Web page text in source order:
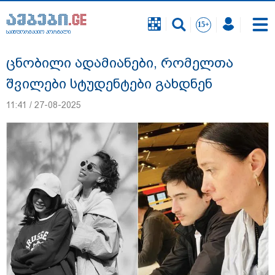
საინფორმაციო პორტალი
სასკოლო ფორმების ჩინეთიდან
საქართველოში მოწოდება სამ ეტაპად
მოხდება - დეტალები
საინფორმაციო პორტალი
ცნობილი ადამიანები, რომელთა
შვილები სტუდენტები გახდნენ
11:41 / 27-08-2025